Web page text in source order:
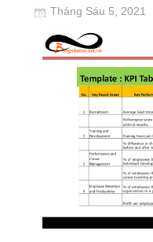
Tháng Sáu 5, 2021